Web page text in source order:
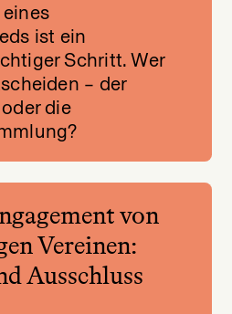
ist ein
Schritt. Wer
– der
die
von
Vereinen:
Ausschluss